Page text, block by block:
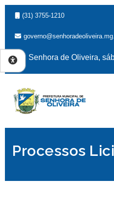
(31) 3755-1210
Senhora de Oliveira,
Processos